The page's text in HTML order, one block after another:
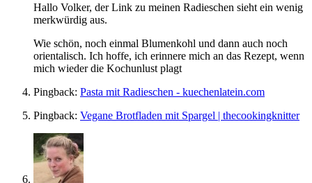
Hallo Volker, der Link zu meinen Radieschen sieht ein wenig
merkwürdig aus.
Wie schön, noch einmal Blumenkohl und dann auch noch
orientalisch. Ich hoffe, ich erinnere mich an das Rezept, wenn
mich wieder die Kochunlust plagt
Pingback: Pasta mit Radieschen - kuechenlatein.com
Pingback: Vegane Brotfladen mit Spargel | thecookingknitter